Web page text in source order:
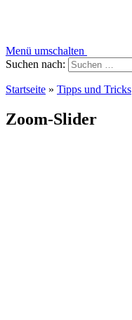
Menü umschalten
Suchen nach:
Startseite » Tipps und Tricks
Zoom-Slider